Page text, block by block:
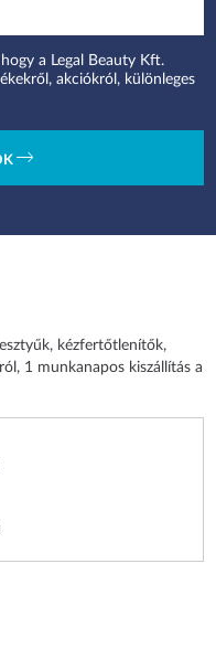
a Legal Beauty Kft.
akciókról, különleges
kézfertőtlenítők,
1 munkanapos kiszállítás a